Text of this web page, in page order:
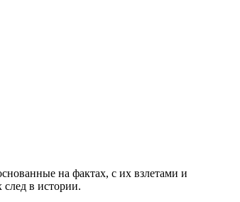
на фактах, с их взлетами и
в истории.